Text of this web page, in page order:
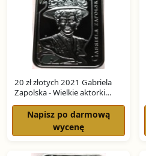
20 zł złotych 2021 Gabriela
Zapolska - Wielkie aktorki
SREBRO
Napisz po darmową
wycenę